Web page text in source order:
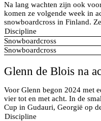
Na lang wachten zijn ook
komen ze volgende week in
snowboardcross in Finland.
Discipline
Snowboardcross
Snowboardcross
Glenn de Blois na
Voor Glenn begon 2024 met
vier tot en met acht. In de
Cup in Gudauri, Georgië op
Discipline